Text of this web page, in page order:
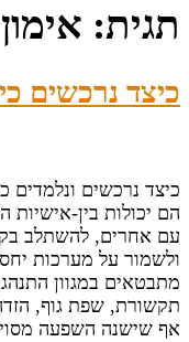
תגית: אימון
כיצד נרכשים
כיצד נרכשים ונלמדים
הם יכולות בין-
עם אחרים, להשתלב
ולשמור על מערכות
מתבטאים במגוון
תקשורת, שפת גוף,
אף שישנה השפעה